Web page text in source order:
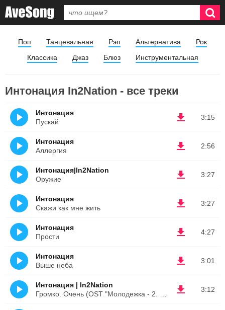
Поп Танцевальная Рэп Альтернатива
Рок
Классика
Джаз Блюз Инструментальная
Интонация In2Nation - все треки
3:15
Интонация
Пускай
2:56
Интонация
Аллергия
3:27
Интонация|In2Nation
Оружие
3:27
Интонация
Скажи как мне жить
4:27
Интонация
Прости
3:01
Интонация
Выше неба
3:12
Интонация | In2Nation